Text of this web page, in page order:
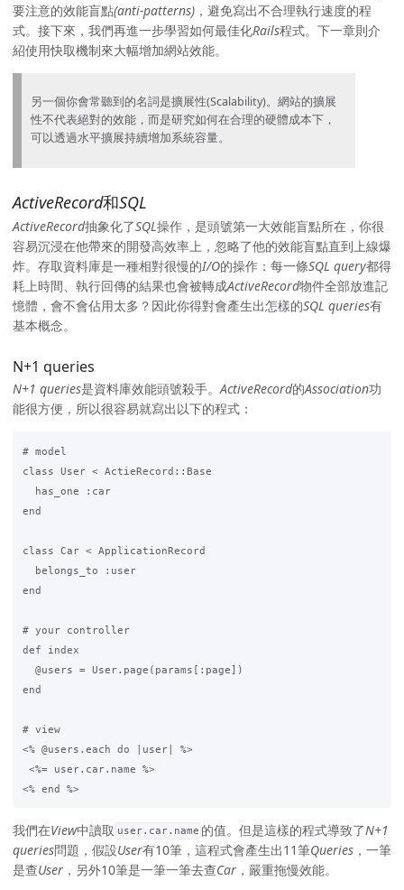
要注意的效能盲點(anti-patterns) ，避免寫出不合理執行速度的程
式。接下來，我們再進一步學習如何最佳化Rails程式。下一章則介
紹使用快取機制來大幅增加網站效能。
另一個你會常聽到的名詞是擴展性(Scalability)。網站的擴展
性不代表絕對的效能，而是研究如何在合理的硬體成本下，
可以透過水平擴展持續增加系統容量。
ActiveRecord和SQL
ActiveRecord抽象化了SQL操作，是頭號第一大效能盲點所在，你很
容易沉浸在他帶來的開發高效率上，忽略了他的效能盲點直到上線爆
炸。存取資料庫是一種相對很慢的I/O的操作：每一條SQL query都得
耗上時間、執行回傳的結果也會被轉成ActiveRecord物件全部放進記
憶體，會不會佔用太多？因此你得對會產生出怎樣的SQL queries有
基本概念。
N+1 queries
N+1 queries是資料庫效能頭號殺手。 ActiveRecord的Association功
能很方便，所以很容易就寫出以下的程式：
# model
class User < ActieRecord::Base
  has_one :car
end
class Car < ApplicationRecord
  belongs_to :user
end
# your controller
def index
  @users = User.page(params[:page])
end
# view
<% @users.each do |user| %>
<%= user.car.name %>
我們在View中讀取 user.car.name 的值。但是這樣的程式導致了N+1
queries問題，假設User有10筆，這程式會產生出11筆Queries ，一筆
是查User ，另外10筆是一筆一筆去查Car ，嚴重拖慢效能。